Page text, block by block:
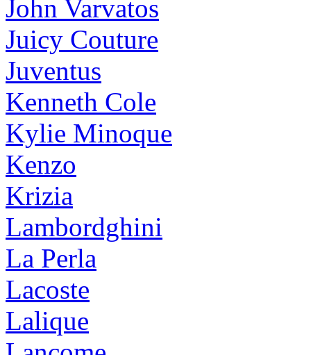
John Varvatos
Juicy Couture
Juventus
Kenneth Cole
Kylie Minoque
Kenzo
Krizia
Lambordghini
La Perla
Lacoste
Lalique